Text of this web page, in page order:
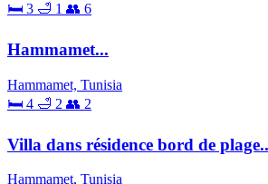
🛏 3 🛁 1 👥 6
Hammamet...
Hammamet, Tunisia
🛏 4 🛁 2 👥 2
Villa dans résidence bord de
Hammamet, Tunisia